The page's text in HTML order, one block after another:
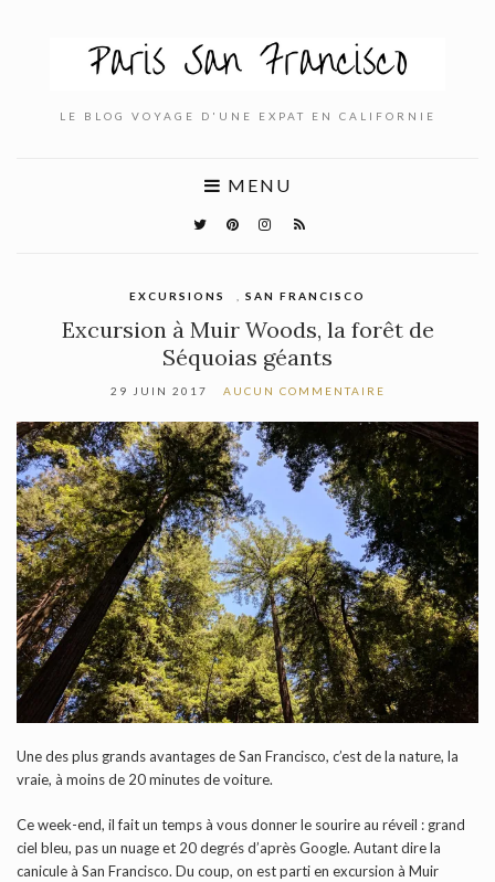
LE BLOG VOYAGE D'UNE EXPAT EN CALIFORNIE
MENU
EXCURSIONS SAN FRANCISCO
Excursion à Muir Woods, la forêt de
Séquoias géants
29 JUIN 2017 AUCUN COMMENTAIRE
Une des plus grands avantages de San Francisco, c’est de la nature, la
vraie, à moins de 20 minutes de voiture.
Ce week-end, il fait un temps à vous donner le sourire au réveil : grand
ciel bleu, pas un nuage et 20 degrés d’après Google. Autant dire la
canicule à San Francisco. Du coup, on est parti en excursion à Muir